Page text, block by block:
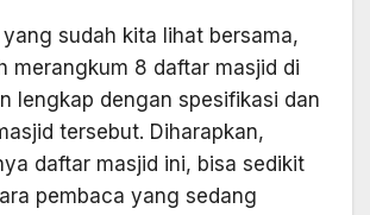
sudah kita lihat bersama,
merangkum 8 daftar masjid di
lengkap dengan spesifikasi dan
tersebut. Diharapkan,
daftar masjid ini, bisa sedikit
pembaca yang sedang